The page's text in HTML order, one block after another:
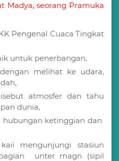
Madya, seorang Pramuka
Pengenal Cuaca Tingkat
untuk penerbangan,
melihat ke udara,
atmosfer dan tahu
dunia,
hubungan ketinggian dan
mengunjungi stasiun
unter magn (sipil